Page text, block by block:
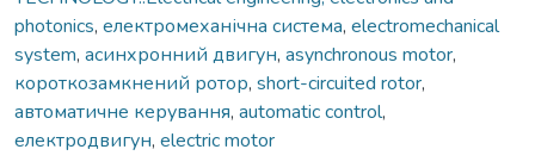
photonics, електромеханічна система, electromechanical
system, асинхронний двигун, asynchronous motor,
короткозамкнений ротор, short-circuited rotor,
автоматичне керування, automatic control,
електродвигун, electric motor